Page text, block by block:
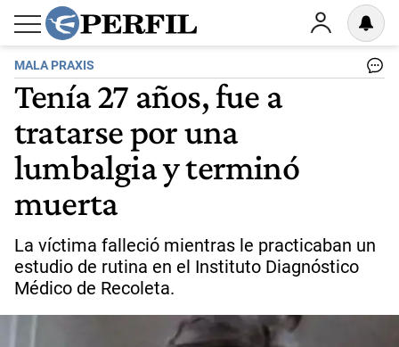
MALA PRAXIS
Tenía 27 años, fue a
tratarse por una
lumbalgia y terminó
muerta
La víctima falleció mientras le practicaban un
estudio de rutina en el Instituto Diagnóstico
Médico de Recoleta.